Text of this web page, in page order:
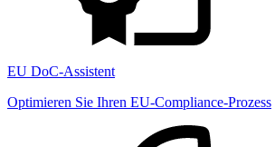
EU DoC-Assistent
Optimieren Sie Ihren EU-Compliance-Prozess